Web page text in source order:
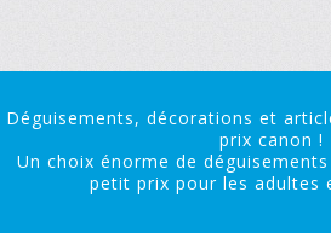
Déguisements, décorations et
prix canon !
Un choix énorme de
petit prix pour les adultes